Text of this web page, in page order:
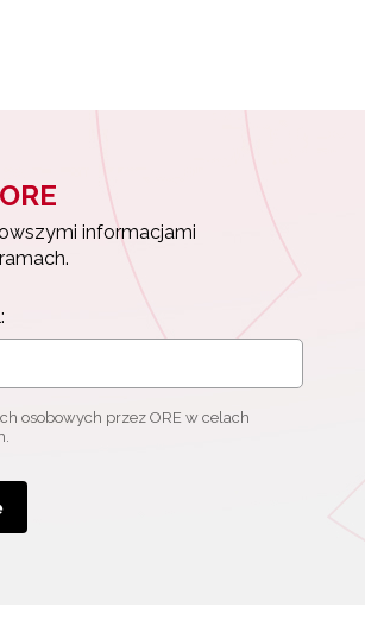
informacjami
osobowych przez ORE w celach